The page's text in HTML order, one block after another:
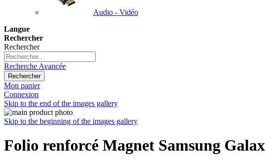
Audio - Vidéo
Langue
Rechercher
Rechercher
Recherche Avancée
Rechercher
Mon panier
Connexion
Skip to the end of the images gallery
Skip to the beginning of the images gallery
Folio renforcé Magnet Samsung